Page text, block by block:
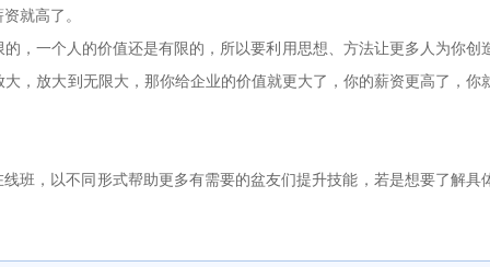
就高了。
一个人的价值还是有限的，所以要利用思想、方法让更多人为你创
，放大到无限大，那你给企业的价值就更大了，你的薪资更高了，你
班，以不同形式帮助更多有需要的盆友们提升技能，若是想要了解具